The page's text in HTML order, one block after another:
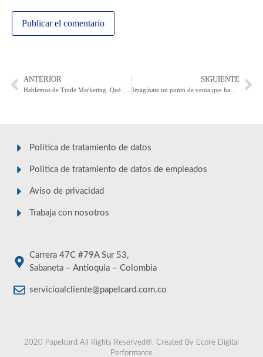
ANTERIOR SIGUIENTE
Política de tratamiento de datos
Política de tratamiento de datos de empleados
Aviso de privacidad
Trabaja con nosotros
Carrera 47C #79A Sur 53,
Sabaneta – Antioquia – Colombia
servicioalcliente@papelcard.com.co
2020 Papelcard All Rights Reserved®. Created By Ecore Digital
Performance